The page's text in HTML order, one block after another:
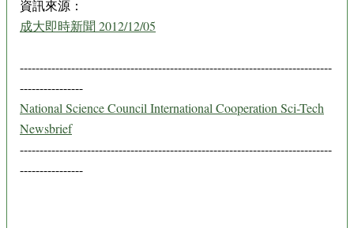
資訊來源：
成大即時新聞 2012/12/05
-------------------------------------------------------------------------------
----------------
National Science Council International Cooperation Sci-Tech
Newsbrief
-------------------------------------------------------------------------------
----------------